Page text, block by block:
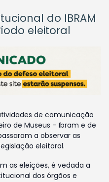
do IBRAM
eleitoral
de comunicação
de Museus – Ibram e de
a observar as
eleitoral.
as eleições, é vedada a
dos órgãos e